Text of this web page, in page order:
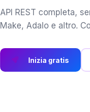
API REST completa,
Make, Adalo e altro.
Inizia gratis